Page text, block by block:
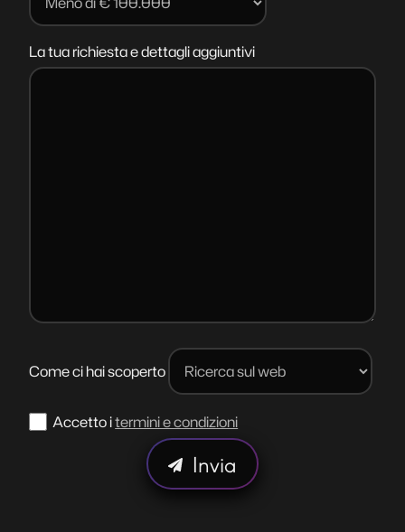
La tua richiesta e dettagli aggiuntivi
Come ci hai scoperto
Accetto itermini e condizioni
Invia